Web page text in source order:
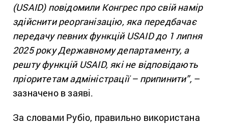
(USAID) повідомили Конгрес про свій намір
здійснити реорганізацію, яка передбачає
передачу певних функцій USAID до 1 липня
2025 року Державному департаменту, а
решту функцій USAID, які не відповідають
пріоритетам адміністрації – припинити”,–
зазначено в заяві.
За словами Рубіо, правильно використана